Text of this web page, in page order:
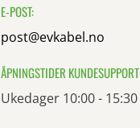
E-POST:
post@evkabel.no
ÅPNINGSTIDER KUNDESUPPORT
Ukedager 10:00 - 15:30